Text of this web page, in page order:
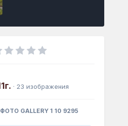
· 23 изображения
GALLERY 1 10 9295